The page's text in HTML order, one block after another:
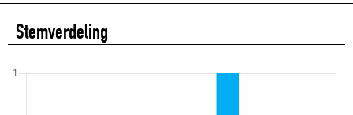
Stemverdeling